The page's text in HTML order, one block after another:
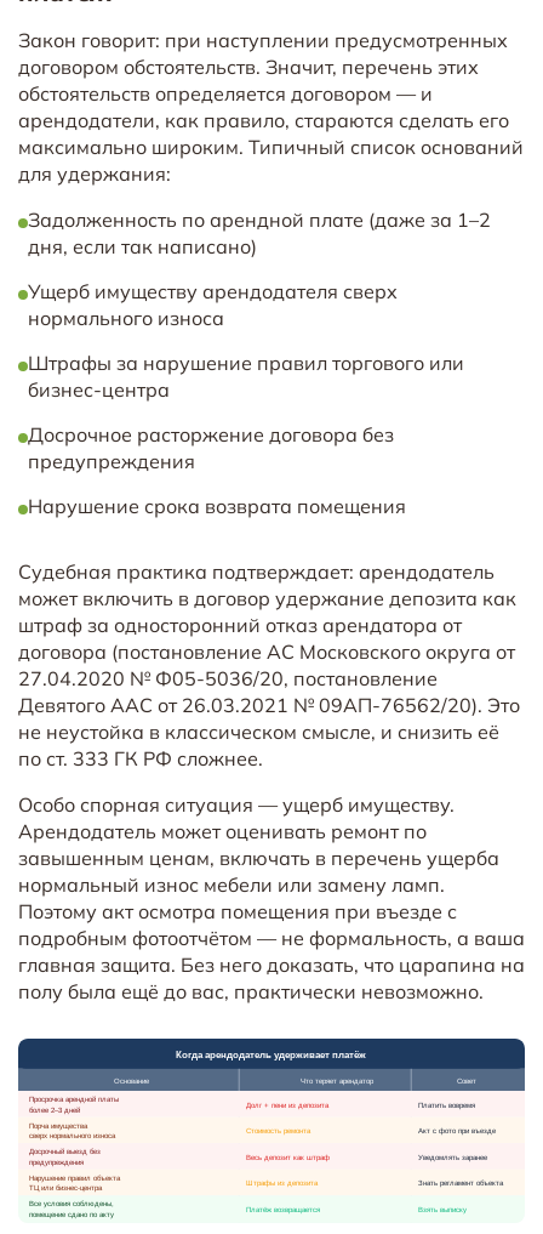
Закон говорит: при наступлении предусмотренных
договором обстоятельств. Значит, перечень этих
обстоятельств определяется договором — и
арендодатели, как правило, стараются сделать его
максимально широким. Типичный список оснований
для удержания:
Задолженность по арендной плате (даже за 1–2
дня, если так написано)
Ущерб имуществу арендодателя сверх
нормального износа
Штрафы за нарушение правил торгового или
бизнес-центра
Досрочное расторжение договора без
предупреждения
Нарушение срока возврата помещения
Судебная практика подтверждает: арендодатель
может включить в договор удержание депозита как
штраф за односторонний отказ арендатора от
договора (постановление АС Московского округа от
27.04.2020 № Ф05-5036/20, постановление
Девятого ААС от 26.03.2021 № 09АП-76562/20). Это
не неустойка в классическом смысле, и снизить её
по ст. 333 ГК РФ сложнее.
Особо спорная ситуация — ущерб имуществу.
Арендодатель может оценивать ремонт по
завышенным ценам, включать в перечень ущерба
нормальный износ мебели или замену ламп.
Поэтому акт осмотра помещения при въезде с
подробным фотоотчётом — не формальность, а ваша
главная защита. Без него доказать, что царапина на
полу была ещё до вас, практически невозможно.